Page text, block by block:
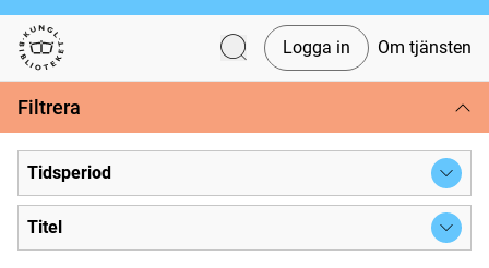
Svenska tidningar
Logga in Om tjänsten
Filtrera
Tidsperiod
Titel